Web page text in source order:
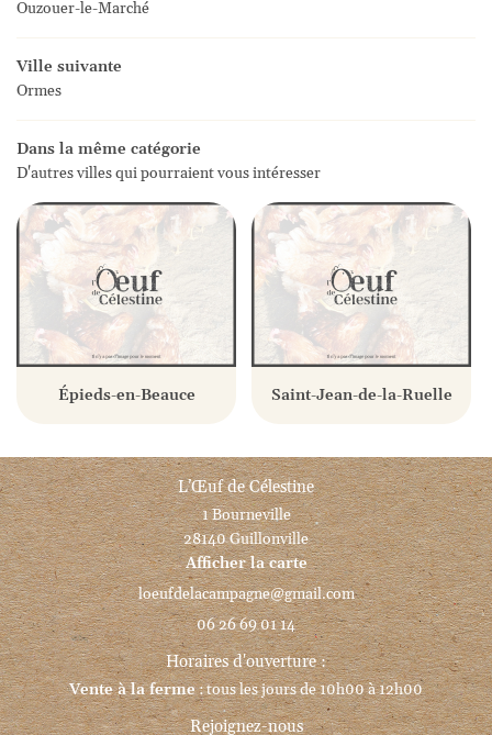
Ouzouer-le-Marché
Ville suivante
Ormes
Dans la même catégorie
D'autres villes qui pourraient vous intéresser
Épieds-en-Beauce Saint-Jean-de-la-Ruelle
L’Œuf de Célestine
1 Bourneville
28140 Guillonville
Afficher la carte
06 26 69 01 14
Horaires d'ouverture :
Vente à la ferme: tous les jours de 10h00 à 12h00
Rejoignez-nous